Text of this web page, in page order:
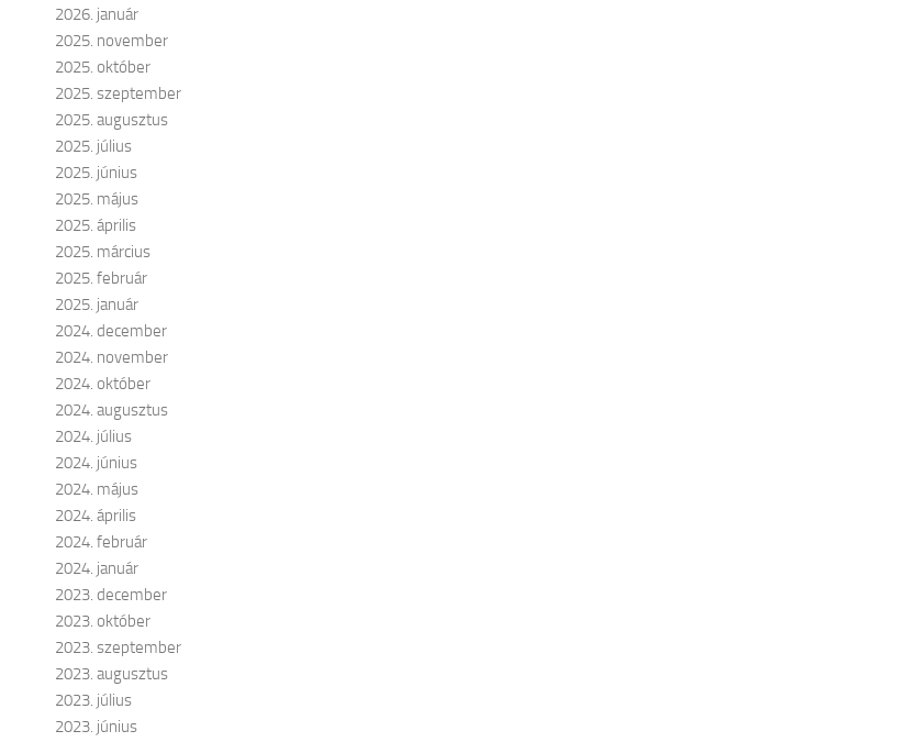
2026. január
2025. november
2025. október
2025. szeptember
2025. augusztus
2025. július
2025. június
2025. május
2025. április
2025. március
2025. február
2025. január
2024. december
2024. november
2024. október
2024. augusztus
2024. július
2024. június
2024. május
2024. április
2024. február
2024. január
2023. december
2023. október
2023. szeptember
2023. augusztus
2023. július
2023. június